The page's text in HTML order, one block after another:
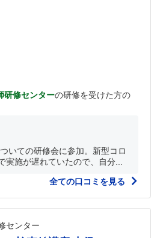
研修センターの研修を受けた方の
いての研修会に参加。新型コロ
実施が遅れていたので、自分...
全ての口コミを見る
センター